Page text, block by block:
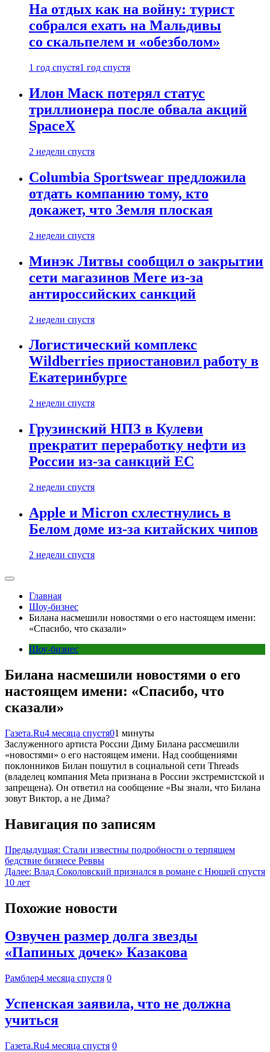
На отдых как на войну: турист
собрался ехать на Мальдивы
со скальпелем и «обезболом»
1 год спустя1 год спустя
Илон Маск потерял статус
триллионера после обвала акций
SpaceX
2 недели спустя
Columbia Sportswear предложила
отдать компанию тому, кто
докажет, что Земля плоская
2 недели спустя
Минэк Литвы сообщил о закрытии
сети магазинов Mere из-за
антироссийских санкций
2 недели спустя
Логистический комплекс
Wildberries приостановил работу в
Екатеринбурге
2 недели спустя
Грузинский НПЗ в Кулеви
прекратит переработку нефти из
России из-за санкций ЕС
2 недели спустя
Apple и Micron схлестнулись в
Белом доме из-за китайских чипов
2 недели спустя
Главная
Шоу-бизнес
Билана насмешили новостями о его настоящем имени:
«Спасибо, что сказали»
Шоу-бизнес
Билана насмешили новостями о его
настоящем имени: «Спасибо, что
сказали»
Газета.Ru4 месяца спустя01 минуты
Заслуженного артиста России Диму Билана рассмешили
«новостями» о его настоящем имени. Над сообщениями
поклонников Билан пошутил в социальной сети Threads
(владелец компания Meta признана в России экстремистской и
запрещена). Он ответил на сообщение «Вы знали, что Билана
зовут Виктор, а не Дима?
Навигация по записям
Предыдущая: Стали известны подробности о терпящем
бедствие бизнесе Реввы
Далее: Влад Соколовский признался в романе с Нюшей спустя
10 лет
Похожие новости
Озвучен размер долга звезды
«Папиных дочек» Казакова
Рамблер4 месяца спустя 0
Успенская заявила, что не должна
учиться
Газета.Ru4 месяца спустя 0